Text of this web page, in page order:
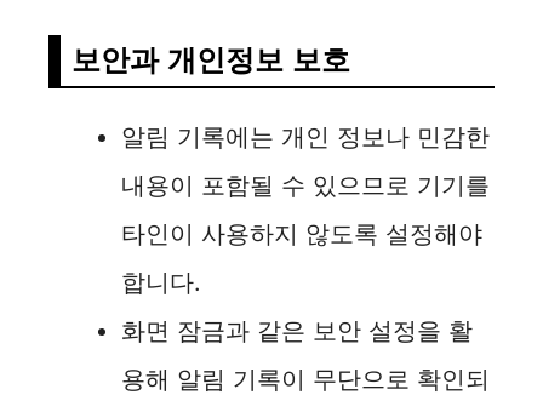
보안과 개인정보 보호
알림 기록에는 개인 정보나 민감한
내용이 포함될 수 있으므로 기기를
타인이 사용하지 않도록 설정해야
합니다.
화면 잠금과 같은 보안 설정을 활
용해 알림 기록이 무단으로 확인되